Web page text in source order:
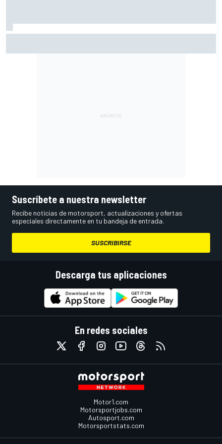
Suscríbete a nuestra newsletter
Recibe noticias de motorsport, actualizaciones y ofertas
especiales directamente en tu bandeja de entrada.
SUSCRIBIRSE
Descarga tus aplicaciones
En redes sociales
Motor1.com
Motorsportjobs.com
Autosport.com
Motorsportstats.com